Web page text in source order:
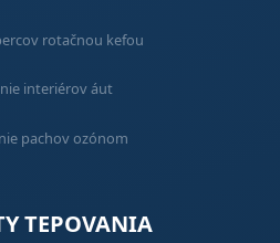
rotačnou kefou
interiérov áut
pachov ozónom
TEPOVANIA